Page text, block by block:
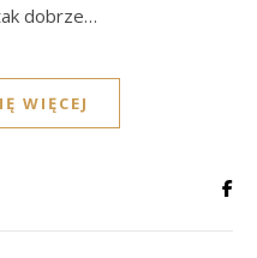
dobrze…
WIĘCEJ